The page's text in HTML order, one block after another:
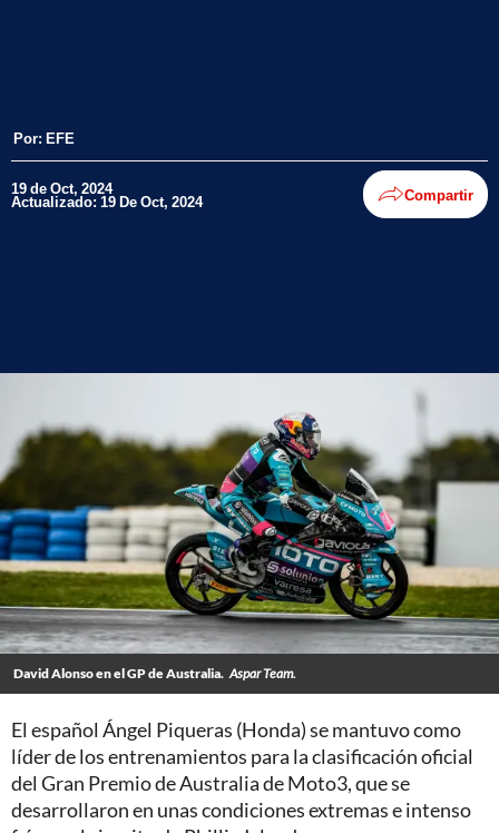
Por: EFE
19 de Oct, 2024
Actualizado: 19 De Oct, 2024 Compartir
David Alonso en el GP de Australia. Aspar Team.
El español Ángel Piqueras (Honda) se mantuvo como
líder de los entrenamientos para la clasificación oficial
del Gran Premio de Australia de Moto3, que se
desarrollaron en unas condiciones extremas e intenso